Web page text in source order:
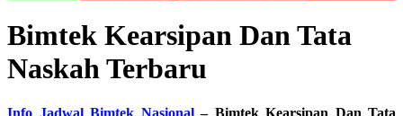
Bimtek Kearsipan Dan Tata
Naskah Terbaru
Info Jadwal Bimtek Nasional– Bimtek Kearsipan Dan Tata